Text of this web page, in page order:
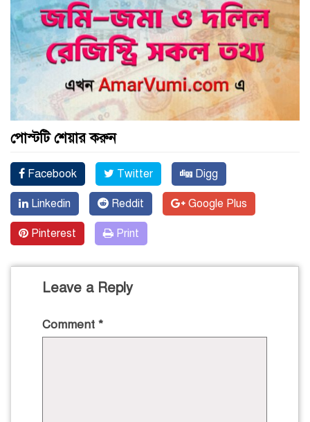
পোস্টটি শেয়ার করুন
Facebook Twitter Digg
Linkedin Reddit Google Plus
Pinterest Print
Leave a Reply
Comment *